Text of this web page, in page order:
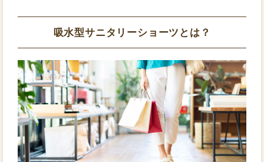
吸水型サニタリーショーツとは？